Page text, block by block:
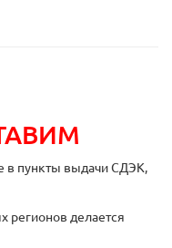
в пункты выдачи СДЭК,
регионов делается